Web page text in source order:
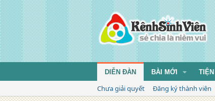
DIỄN ĐÀN BÀI MỚI TIỆN
Chưa giải quyết
Đăng ký thành viên